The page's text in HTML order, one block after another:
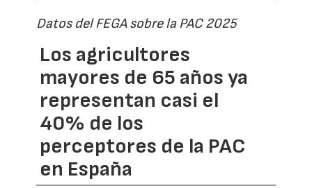
Datos del FEGA sobre la PAC 2025
Los agricultores
mayores de 65 años ya
representan casi el
40% de los
perceptores de la PAC
en España